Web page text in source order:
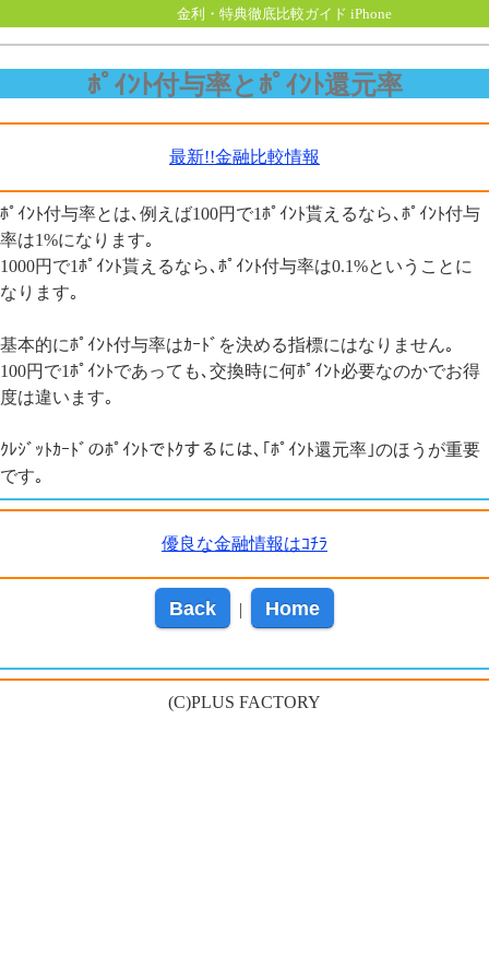
金利・特典徹底比較ガイド iPhone
ﾎﾟｲﾝﾄ付与率とﾎﾟｲﾝﾄ還元率
最新!!金融比較情報
ﾎﾟｲﾝﾄ付与率とは､例えば100円で1ﾎﾟｲﾝﾄ貰えるなら､ﾎﾟｲﾝﾄ付与
率は1%になります｡
1000円で1ﾎﾟｲﾝﾄ貰えるなら､ﾎﾟｲﾝﾄ付与率は0.1%ということに
なります｡
基本的にﾎﾟｲﾝﾄ付与率はｶｰﾄﾞを決める指標にはなりません｡
100円で1ﾎﾟｲﾝﾄであっても､交換時に何ﾎﾟｲﾝﾄ必要なのかでお得
度は違います｡
ｸﾚｼﾞｯﾄｶｰﾄﾞのﾎﾟｲﾝﾄでﾄｸするには､｢ﾎﾟｲﾝﾄ還元率｣のほうが重要
です｡
優良な金融情報はｺﾁﾗ
Back | Home
(C)PLUS FACTORY